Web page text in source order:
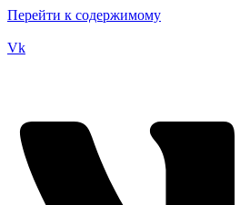
Перейти к содержимому
Vk